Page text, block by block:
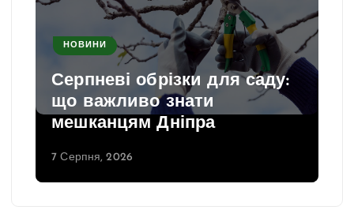
НОВИНИ
Серпневі обрізки для саду:
що важливо знати
мешканцям Дніпра
7 Серпня, 2026